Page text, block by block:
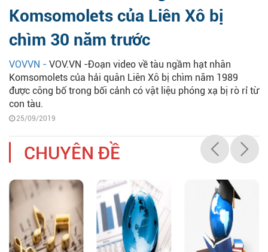
Komsomolets của Liên Xô bị
chìm 30 năm trước
VOVVN - VOV.VN -Đoạn video về tàu ngầm hạt nhân
Komsomolets của hải quân Liên Xô bị chìm năm 1989
được công bố trong bối cảnh có vật liệu phóng xạ bị rò rỉ từ
con tàu.
25/09/2019
CHUYÊN ĐỀ